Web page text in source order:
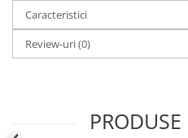
Caracteristici
Review-uri(0)